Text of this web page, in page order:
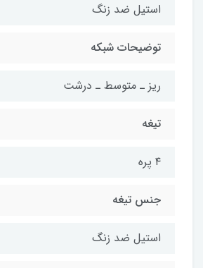
استیل ضد زنگ
توضیحات شبکه
ریز ـ متوسط ـ درشت
تیغه
۴ پره
جنس تیغه
استیل ضد زنگ